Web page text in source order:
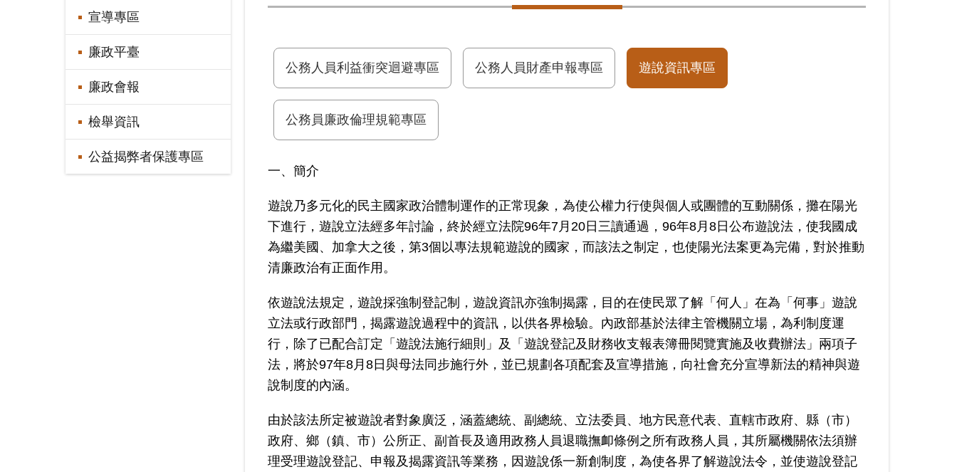
宣導專區
廉政平臺
廉政會報
檢舉資訊
公益揭弊者保護專區
公務人員利益衝突迴避專區 公務人員財產申報專區 遊說資訊專區
公務員廉政倫理規範專區
一、簡介
遊說乃多元化的民主國家政治體制運作的正常現象，為使公權力行使與個人或團體的互動關係，攤在陽光
下進行，遊說立法經多年討論，終於經立法院96年7月20日三讀通過，96年8月8日公布遊說法，使我國成
為繼美國、加拿大之後，第3個以專法規範遊說的國家，而該法之制定，也使陽光法案更為完備，對於推動
清廉政治有正面作用。
依遊說法規定，遊說採強制登記制，遊說資訊亦強制揭露，目的在使民眾了解「何人」在為「何事」遊說
立法或行政部門，揭露遊說過程中的資訊，以供各界檢驗。內政部基於法律主管機關立場，為利制度運
行，除了已配合訂定「遊說法施行細則」及「遊說登記及財務收支報表簿冊閱覽實施及收費辦法」兩項子
法，將於97年8月8日與母法同步施行外，並已規劃各項配套及宣導措施，向社會充分宣導新法的精神與遊
說制度的內涵。
由於該法所定被遊說者對象廣泛，涵蓋總統、副總統、立法委員、地方民意代表、直轄市政府、縣（市）
政府、鄉（鎮、市）公所正、副首長及適用政務人員退職撫卹條例之所有政務人員，其所屬機關依法須辦
理受理遊說登記、申報及揭露資訊等業務，因遊說係一新創制度，為使各界了解遊說法令，並使遊說登記